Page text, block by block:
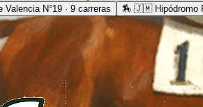
N°19 · 9 carreras 🏇 🇯🇲 Hipódromo